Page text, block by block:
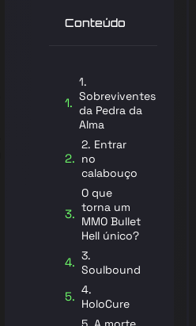
Conteúdo
1.
Sobreviventes
da Pedra da
Alma
2. Entrar
no
calabouço
O que
torna um
MMO Bullet
Hell único?
3.
Soulbound
4.
HoloCure